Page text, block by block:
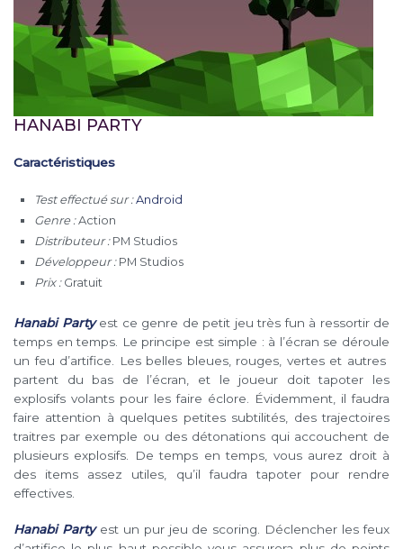
HANABI PARTY
Caractéristiques
Test effectué sur :Android
Genre :Action
Distributeur :PM Studios
Développeur :PM Studios
Prix :Gratuit
Hanabi Partyest ce genre de petit jeu très fun à ressortir de
temps en temps. Le principe est simple : à l’écran se déroule
un feu d’artifice. Les belles bleues, rouges, vertes et autres
partent du bas de l’écran, et le joueur doit tapoter les
explosifs volants pour les faire éclore. Évidemment, il faudra
faire attention à quelques petites subtilités, des trajectoires
traitres par exemple ou des détonations qui accouchent de
plusieurs explosifs. De temps en temps, vous aurez droit à
des items assez utiles, qu’il faudra tapoter pour rendre
effectives.
Hanabi Partyest un pur jeu de scoring. Déclencher les feux